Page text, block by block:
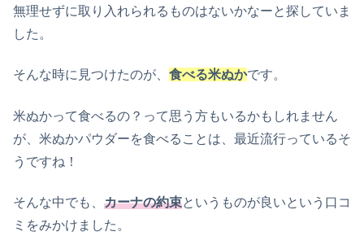
無理せずに取り入れられるものはないかなーと探していま
した。
そんな時に見つけたのが、 食べる米ぬかです。
米ぬかって食べるの？って思う方もいるかもしれません
が、米ぬかパウダーを食べることは、最近流行っているそ
うですね！
そんな中でも、 カーナの約束というものが良いという口コ
ミをみかけました。